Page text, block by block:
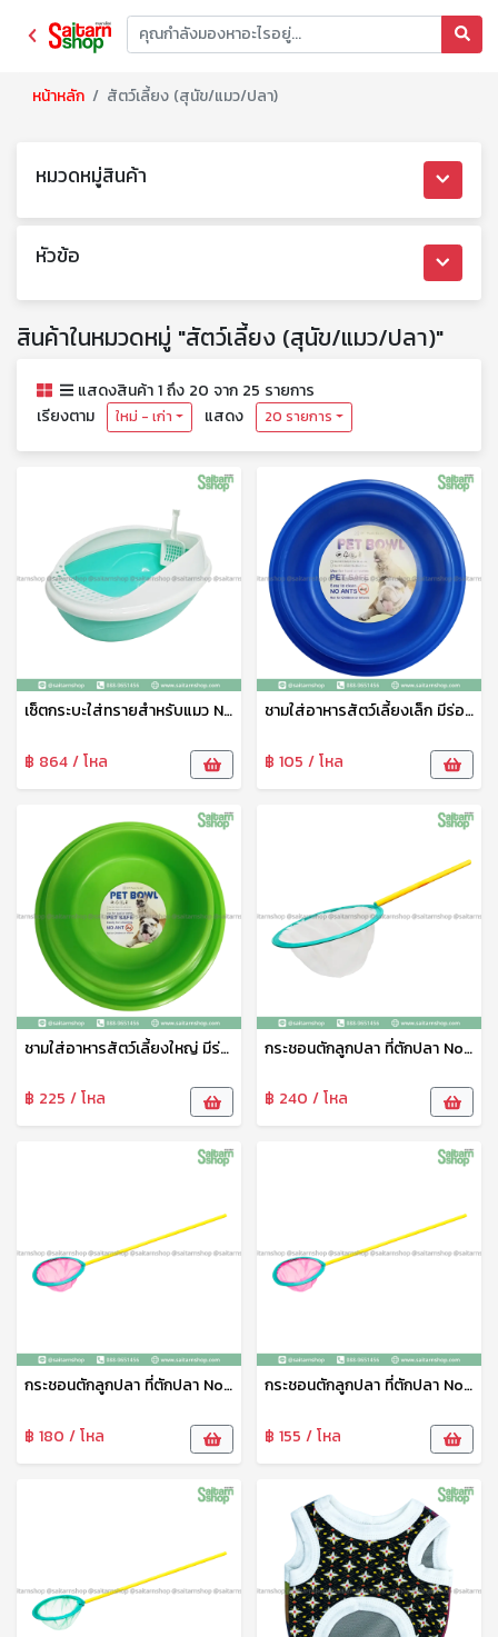
หน้าหลัก สัตว์เลี้ยง (สุนัข/แมว/ปลา)
หมวดหมู่สินค้า
หัวข้อ
สินค้าในหมวดหมู่ "สัตว์เลี้ยง (สุนัข/แมว/ปลา)"
แสดงสินค้า 1 ถึง 20 จาก 25 รายการ
เรียงตาม
ใหม่ - เก่า แสดง 20 รายการ
เซ็ตกระบะใส่ทรายสำหรับแมว No.1802 SRT
฿ 864 / โหล
ชามใส่อาหารสัตว์เลี้ยงเล็ก มีร่องใส่น้ำกันมด No.1815 SRT
฿ 105 / โหล
ชามใส่อาหารสัตว์เลี้ยงใหญ่ มีร่องใส่น้ำกันมด No.1821 SRT
฿ 225 / โหล
กระชอนตักลูกปลา ที่ตักปลา No.9 111
฿ 240 / โหล
กระชอนตักลูกปลา ที่ตักปลา No.7 111
฿ 180 / โหล
กระชอนตักลูกปลา ที่ตักปลา No.6 111
฿ 155 / โหล